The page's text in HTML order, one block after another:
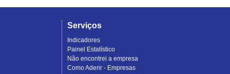
Serviços
Indicadores
Painel Estatístico
Não encontrei a empresa
Como Aderir - Empresas